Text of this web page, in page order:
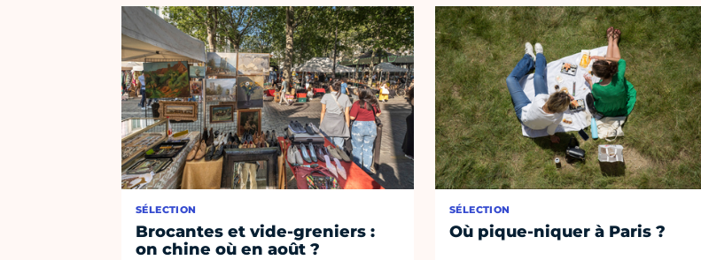
SÉLECTION
Brocantes et vide-greniers :
on chine où en août ?
SÉLECTION
Où pique-niquer à Paris ?